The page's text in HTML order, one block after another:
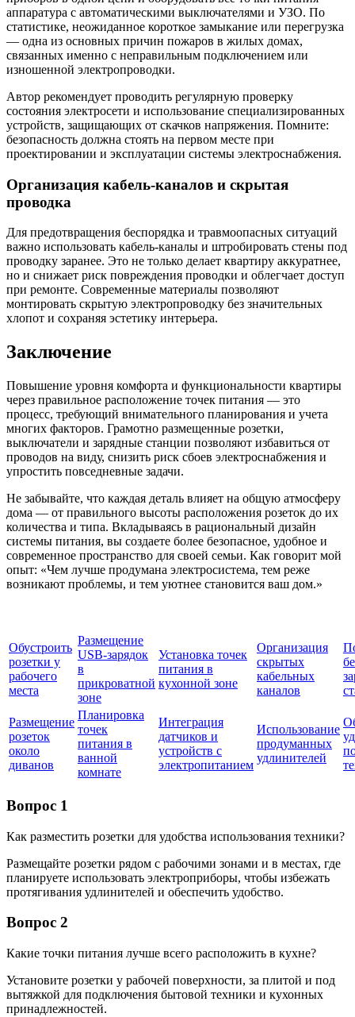
аппаратура с автоматическими выключателями и УЗО. По
статистике, неожиданное короткое замыкание или перегрузка
— одна из основных причин пожаров в жилых домах,
связанных именно с неправильным подключением или
изношенной электропроводки.
Автор рекомендует проводить регулярную проверку
состояния электросети и использование специализированных
устройств, защищающих от скачков напряжения. Помните:
безопасность должна стоять на первом месте при
проектировании и эксплуатации системы электроснабжения.
Организация кабель-каналов и скрытая
проводка
Для предотвращения беспорядка и травмоопасных ситуаций
важно использовать кабель-каналы и штробировать стены под
проводку заранее. Это не только делает квартиру аккуратнее,
но и снижает риск повреждения проводки и облегчает доступ
при ремонте. Современные материалы позволяют
монтировать скрытую электропроводку без значительных
хлопот и сохраняя эстетику интерьера.
Заключение
Повышение уровня комфорта и функциональности квартиры
через правильное расположение точек питания — это
процесс, требующий внимательного планирования и учета
многих факторов. Грамотно размещенные розетки,
выключатели и зарядные станции позволяют избавиться от
проводов на виду, снизить риск сбоев электроснабжения и
упростить повседневные задачи.
Не забывайте, что каждая деталь влияет на общую атмосферу
дома — от правильного высоты расположения розеток до их
количества и типа. Вкладываясь в рациональный дизайн
системы питания, вы создаете более безопасное, удобное и
современное пространство для своей семьи. Как говорит мой
опыт: «Чем лучше продумана электросистема, тем реже
возникают проблемы, и тем уютнее становится ваш дом.»
Обустроить
розетки у
рабочего
места
Размещение
USB-зарядок
в
прикроватной
зоне
Установка точек
питания в
кухонной зоне
Организация
скрытых
кабельных
каналов
Размещение
розеток
около
диванов
Планировка
точек
питания в
ванной
комнате
Интеграция
датчиков и
устройств с
электропитанием
Использование
продуманных
удлинителей
Вопрос 1
Как разместить розетки для удобства использования техники?
Размещайте розетки рядом с рабочими зонами и в местах, где
планируете использовать электроприборы, чтобы избежать
протягивания удлинителей и обеспечить удобство.
Вопрос 2
Какие точки питания лучше всего расположить в кухне?
Установите розетки у рабочей поверхности, за плитой и под
вытяжкой для подключения бытовой техники и кухонных
принадлежностей.